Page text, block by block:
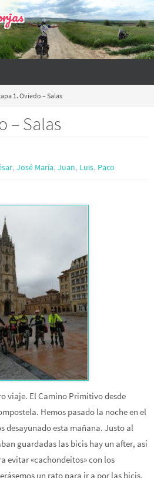
1. Oviedo – Salas
– Salas
,José María,Juan, Luis, Paco
viaje. El Camino Primitivo desde
Hemos pasado la noche en el
desayunado esta mañana. Justo al
guardadas las bicis hay un after, así
evitar «cachondeitos» con los
un rato para ir a por las bicis.